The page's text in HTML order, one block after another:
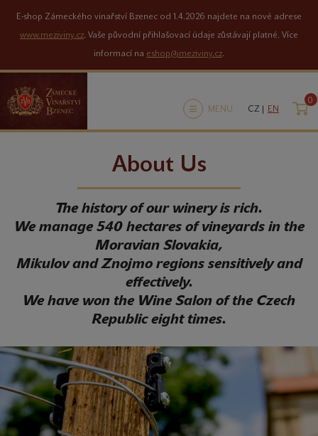
E-shop Zámeckého vinařství Bzenec od 1.4.2026 najdete na nové adrese
www.meziviny.cz. Vaše původní přihlašovací údaje zůstávají platné. Více
informací na eshop@meziviny.cz.
MENU CZ | EN
0
About Us
The history of our winery is rich.
We manage 540 hectares of vineyards in the
Moravian Slovakia,
Mikulov and Znojmo regions sensitively and
effectively.
We have won the Wine Salon of the Czech
Republic eight times.